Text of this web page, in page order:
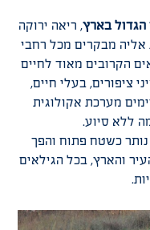
בארץ, ריאה ירוקה
מבקרים מכל רחבי
צבאים בתנאים הקרובים מאוד לחיים
ציפורים, בעלי חיים,
מערכת אקולוגית
ללא סיוע.
כשטח פתוח והפך
והארץ, בכל הגילאים